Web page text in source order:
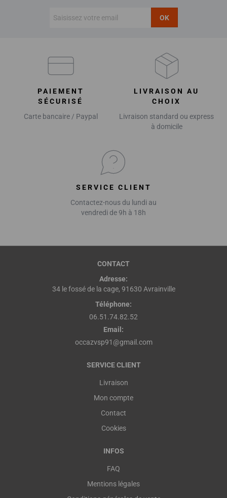
OK
PAIEMENT
SÉCURISÉ
Carte bancaire / Paypal
LIVRAISON AU
CHOIX
Livraison standard ou express
à domicile
SERVICE CLIENT
Contactez-nous du lundi au
vendredi de 9h à 18h
CONTACT
Adresse:
34 le fossé de la cage, 91630 Avrainville
Téléphone:
06.51.74.82.52
Email:
occazvsp91@gmail.com
SERVICE CLIENT
Livraison
Mon compte
Contact
Cookies
INFOS
FAQ
Mentions légales